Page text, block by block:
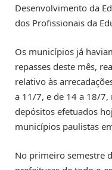
Desenvolvimento da
dos Profissionais da
Os municípios já
repasses deste mês,
relativo às
a 11/7, e de 14 a 18/7,
depósitos efetuados
municípios paulistas
No primeiro semestre